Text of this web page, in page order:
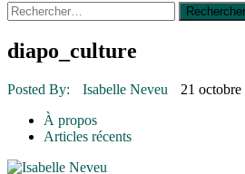
14 octobre 2015
La course de
Le rendez-vous des bolides
30 juin 2015 | Fantaisie et
16 juillet 2026 | CULTURE
16 juillet 2026
16 juillet 2026
16 juillet 2026 |
Rechercher :
diapo_culture
Posted By: Isabelle Neveu
21 octobre
À propos
Articles récents